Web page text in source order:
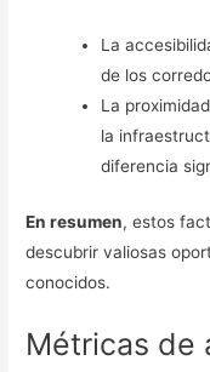
La
de los
La
la
diferencia
En resumen, estos
descubrir valiosas
conocidos.
Métricas de